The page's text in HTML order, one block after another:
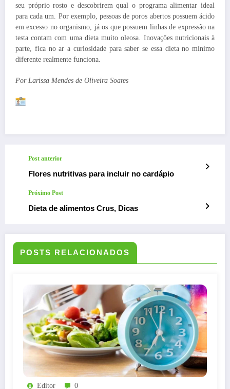
seu próprio rosto e descobrirem qual o programa alimentar ideal
para cada um. Por exemplo, pessoas de poros abertos possuem ácido
em excesso no organismo, já os que possuem linhas de expressão na
testa contam com uma dieta muito oleosa. Inovações nutricionais à
parte, fica no ar a curiosidade para saber se essa dieta no mínimo
diferente realmente funciona.
Por Larissa Mendes de Oliveira Soares
Post anterior
Flores nutritivas para incluir no cardápio
Próximo Post
Dieta de alimentos Crus, Dicas
POSTS RELACIONADOS
Editor 0